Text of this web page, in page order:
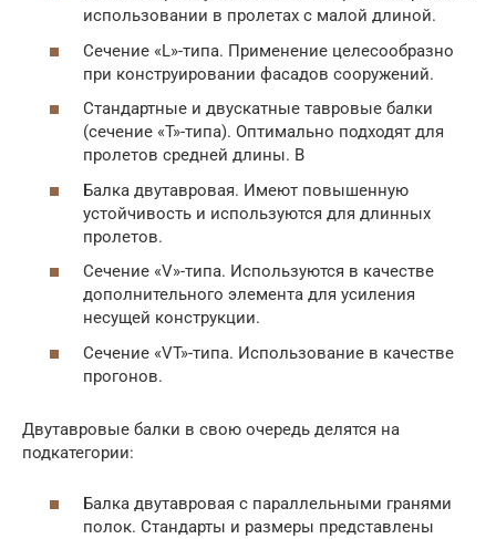
использовании в пролетах с малой длиной.
Сечение «L»-типа. Применение целесообразно
при конструировании фасадов сооружений.
Стандартные и двускатные тавровые балки
(сечение «T»-типа). Оптимально подходят для
пролетов средней длины. В
Балка двутавровая. Имеют повышенную
устойчивость и используются для длинных
пролетов.
Сечение «V»-типа. Используются в качестве
дополнительного элемента для усиления
несущей конструкции.
Сечение «VT»-типа. Использование в качестве
прогонов.
Двутавровые балки в свою очередь делятся на
подкатегории:
Балка двутавровая с параллельными гранями
полок. Стандарты и размеры представлены